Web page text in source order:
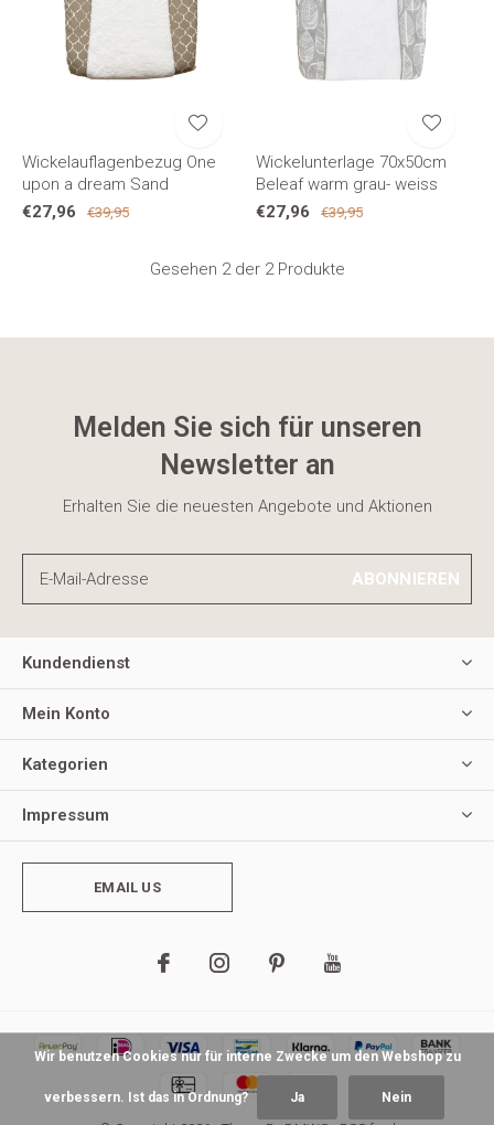
Wickelauflagenbezug One
upon a dream Sand
€27,96
€39,95
Wickelunterlage 70x50cm
Beleaf warm grau- weiss
€27,96
€39,95
Gesehen 2 der 2 Produkte
Melden Sie sich für unseren
Newsletter an
Erhalten Sie die neuesten Angebote und Aktionen
ABONNIEREN
Kundendienst
Mein Konto
Kategorien
Impressum
EMAIL US
Wir benutzen Cookies nur für interne Zwecke um den Webshop zu
verbessern. Ist das in Ordnung? Ja Nein